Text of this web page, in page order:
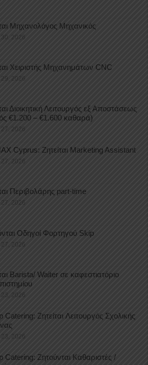
Μηχανολόγος Μηχανικός
30, 2026
Χειριστής Μηχανημάτων CNC
29, 2026
Διοικητική Λειτουργός εξ Αποστάσεως
€1.200 – €1.600 καθαρά)
27, 2026
Cyprus: Ζητείται Marketing Assistant
2026
Περιβολάρης part-time
27, 2026
Οδηγοί Φορτηγού Skip
27, 2026
Barista/ Waiter σε καφεστιατόριο
23, 2026
Catering: Ζητείται Λειτουργός Σχολικής
23, 2026
Catering: Ζητούνται Καθαριστές /